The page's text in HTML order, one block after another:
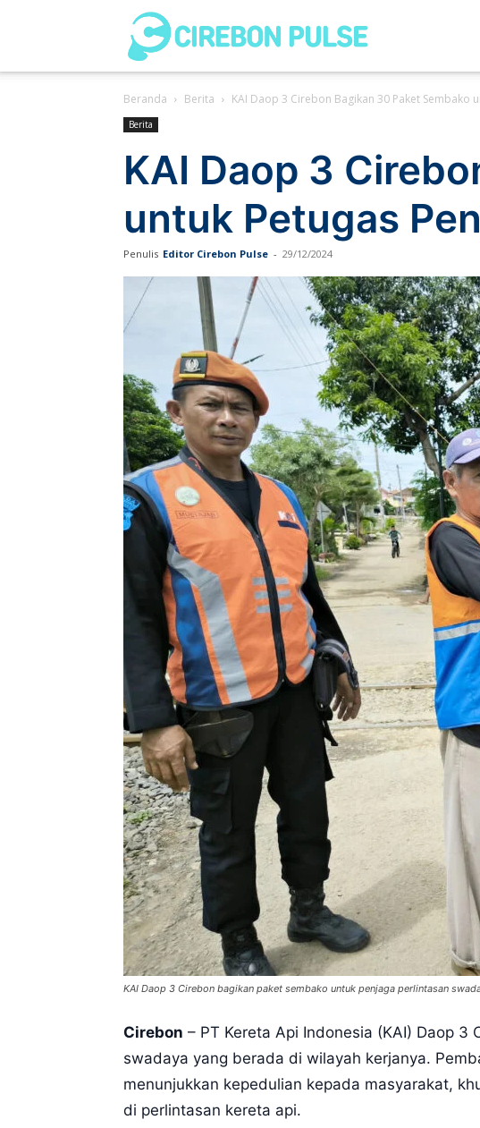
Pulse
Beranda Berita KAI Daop 3 Cirebon Bagikan 30 Paket Sembako
Berita
KAI Daop 3
untuk Petugas
Penulis Editor Cirebon Pulse - 29/12/2024
KAI Daop 3 Cirebon bagikan paket sembako untuk penjaga perlintasan
Cirebon – PT Kereta Api Indonesia (KAI) Daop
swadaya yang berada di wilayah kerjanya.
menunjukkan kepedulian kepada masyarakat,
di perlintasan kereta api.